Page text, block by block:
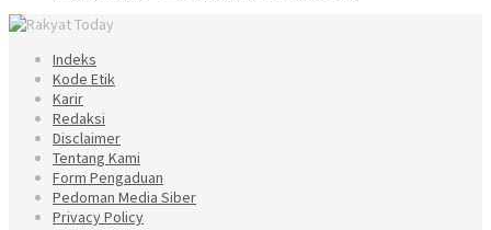
Indeks
Kode Etik
Karir
Redaksi
Disclaimer
Tentang Kami
Form Pengaduan
Pedoman Media Siber
Privacy Policy